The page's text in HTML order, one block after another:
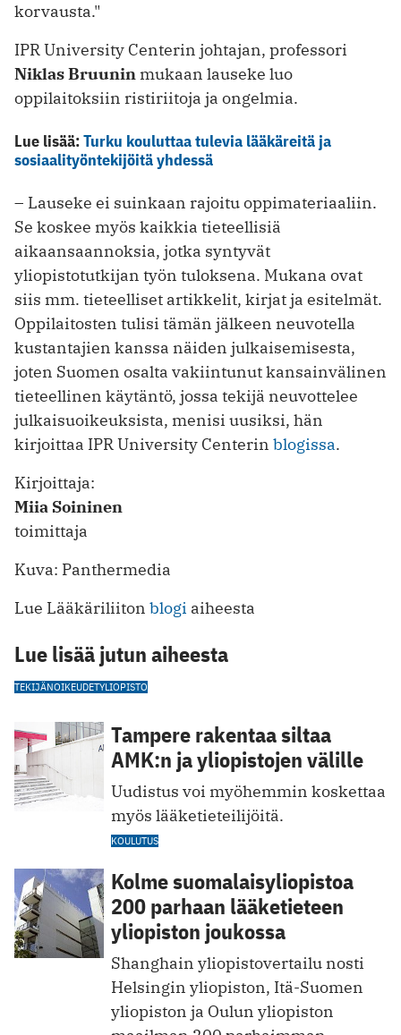
korvausta."
IPR University Centerin johtajan, professori
Niklas Bruunin mukaan lauseke luo
oppilaitoksiin ristiriitoja ja ongelmia.
Lue lisää:Turku kouluttaa tulevia lääkäreitä ja
sosiaalityöntekijöitä yhdessä
– Lauseke ei suinkaan rajoitu oppimateriaaliin.
Se koskee myös kaikkia tieteellisiä
aikaansaannoksia, jotka syntyvät
yliopistotutkijan työn tuloksena. Mukana ovat
siis mm. tieteelliset artikkelit, kirjat ja esitelmät.
Oppilaitosten tulisi tämän jälkeen neuvotella
kustantajien kanssa näiden julkaisemisesta,
joten Suomen osalta vakiintunut kansainvälinen
tieteellinen käytäntö, jossa tekijä neuvottelee
julkaisuoikeuksista, menisi uusiksi, hän
kirjoittaa IPR University Centerin blogissa.
Kirjoittaja:
Miia Soininen
toimittaja
Kuva: Panthermedia
Lue Lääkäriliiton blogi aiheesta
Lue lisää jutun aiheesta
TEKIJÄNOIKEUDETYLIOPISTO
Tampere rakentaa siltaa
AMK:n ja yliopistojen välille
Uudistus voi myöhemmin koskettaa
myös lääketieteilijöitä.
KOULUTUS
Kolme suomalaisyliopistoa
200 parhaan lääketieteen
yliopiston joukossa
Shanghain yliopistovertailu nosti
Helsingin yliopiston, Itä-Suomen
yliopiston ja Oulun yliopiston